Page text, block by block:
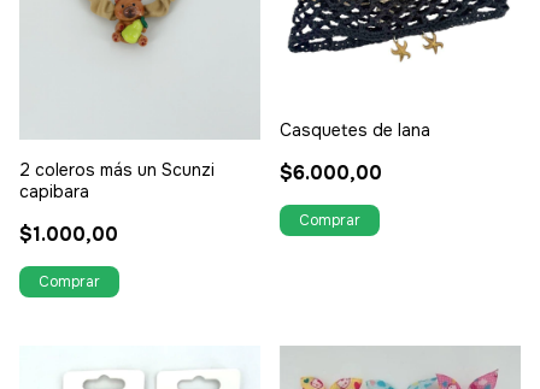
2 coleros más un Scunzi
capibara
$1.000,00
Casquetes de lana
$6.000,00